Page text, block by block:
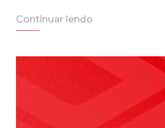
Continuar lendo